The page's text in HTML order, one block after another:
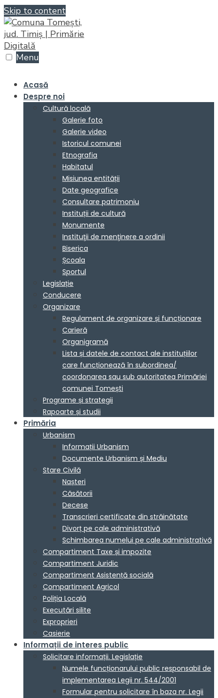
Skip to content
Menu
Acasă
Despre noi
Cultură locală
Galerie foto
Galerie video
Istoricul comunei
Etnografia
Habitatul
Misiunea entității
Date geografice
Consultare patrimoniu
Instituții de cultură
Monumente
Instituţii de menţinere a ordinii
Biserica
Școala
Sportul
Legislație
Conducere
Organizare
Regulament de organizare și funcționare
Carieră
Organigramă
Lista și datele de contact ale instituțiilor
care funcționează în subordinea/
coordonarea sau sub autoritatea Primăriei
comunei Tomești
Programe și strategii
Rapoarte și studii
Primăria
Urbanism
Informații Urbanism
Documente Urbanism și Mediu
Stare Civilă
Nașteri
Căsătorii
Decese
Transcrieri certificate din străinătate
Divorț pe cale administrativă
Schimbarea numelui pe cale administrativă
Compartiment Taxe și impozite
Compartiment Juridic
Compartiment Asistență socială
Compartiment Agricol
Poliția Locală
Executări silite
Exproprieri
Casierie
Informații de interes public
Solicitare informații. Legislație
Numele funcționarului public responsabil de
implementarea Legii nr. 544/2001
Formular pentru solicitare în baza nr. Legii